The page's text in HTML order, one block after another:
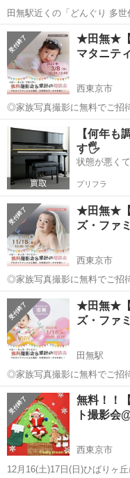
田無駅近くの「どんぐり 多世
ている撮影会です。 ハンドメイドのオムツパンツ、上半身ははだかん
ぼ 季節ごとの装飾など、好評をいた
で、1組ずつゆっくりとした
東京 西東京市 田無駅
★田無★【
マタニテ
西東京市
◎家族写真撮影に無料でご招
イスしてデータで10 枚プレゼントいたし
えなども大歓迎！貸し切り
のお持ち込みも大歓...
東京 西東京市 育児
【何年も
す🖐️
状態が悪く
プリフラ
★田無★【
ズ・ファ
西東京市
◎家族写真撮影に無料でご招
イスしてデータで10 枚プ
衣装替えなども大歓迎！貸
物などのお持ち込みも...
東京 西東京市 育児
★田無★【
ズ・ファ
田無駅
◎家族写真撮影に無料でご招
イスしてデータで10 枚プレゼントいたし
えなども大歓迎！貸し切り
のお持ち込みも大歓...
東京 西東京市 田無駅
無料！！
ト撮影会
西東京市
12月16(土)17日(日)ひばりヶ